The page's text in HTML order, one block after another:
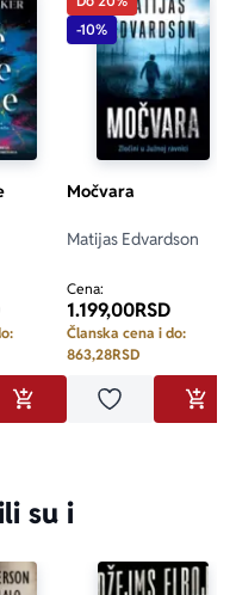
DODAJ U KORPU
-10%
Močvara
Matijas Edvardson
Cena:
1.199,00RSD
Članska cena i do:
863,28RSD
Dodaj u
su i